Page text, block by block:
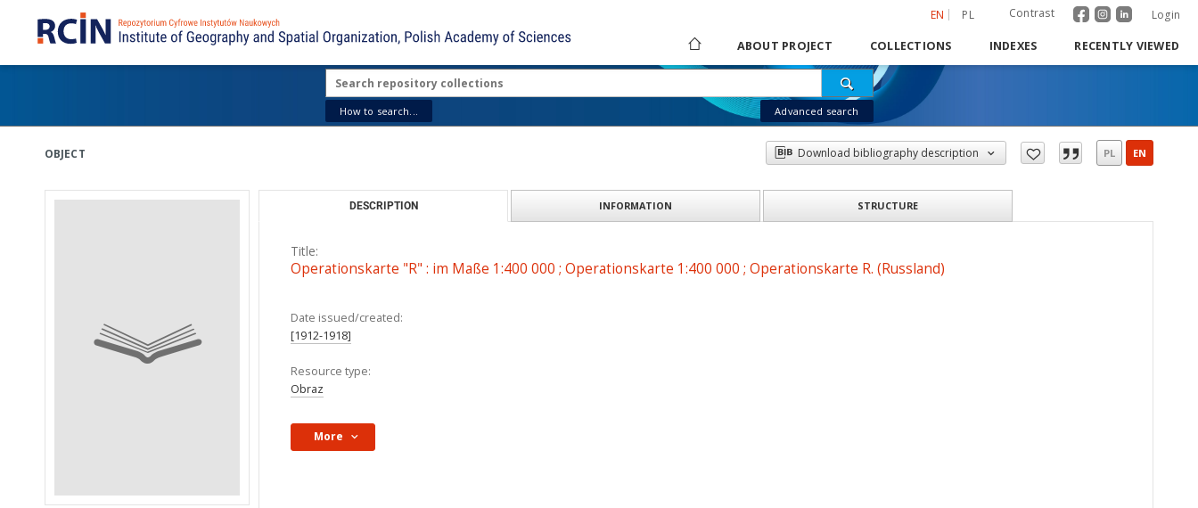
EN PL Contrast Login
ABOUT PROJECT COLLECTIONS INDEXES RECENTLY VIEWED
How to search... Advanced search
OBJECT Download bibliography description PL EN
DESCRIPTION INFORMATION STRUCTURE
Title:
Operationskarte "R" : im Maße 1:400 000 ; Operationskarte 1:400 000 ; Operationskarte R. (Russland)
Date issued/created:
[1912-1918]
Resource type:
Obraz
More